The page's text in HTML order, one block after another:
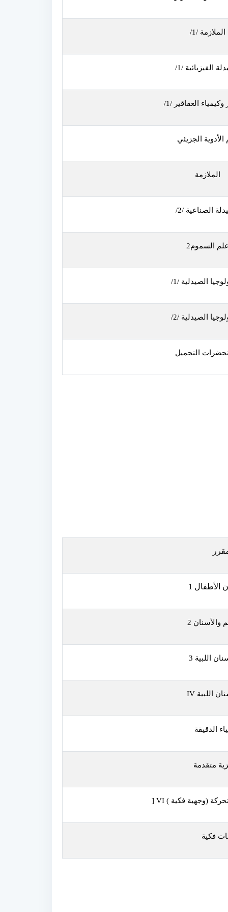
الملازمة /1/
الفيزيائية /1/
وكيمياء العقاقير /1/
الأدوية الجزيئي
الملازمة
الصناعية /2/
علم السموم2
الصيدلية /1/
الصيدلية /2/
التجميل
1
والأسنان 2
اللبية 3
IV اللبية
الدقيقة
متقدمة
(وجهية فكية )VI
[
فكية